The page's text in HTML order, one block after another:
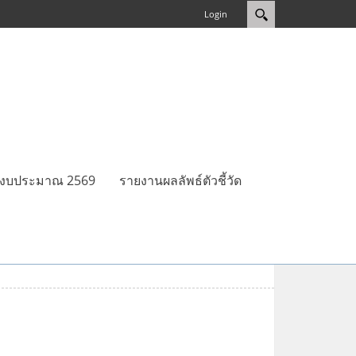
Login
บประมาณ 2569 รายงานผลลัพธ์ตัวชี้วัด